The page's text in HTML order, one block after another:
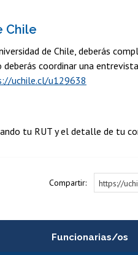
Chile
de Chile, deberás
coordinar una
uchile.cl/u129638
tu RUT y el detalle de tu
Compartir: https://
Funcionarias/os